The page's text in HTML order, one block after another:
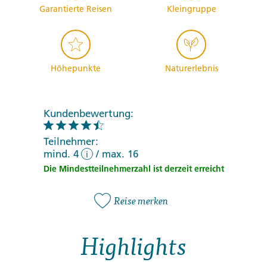
Garantierte Reisen Kleingruppe
Höhepunkte Naturerlebnis
Kundenbewertung:
Teilnehmer:
mind. 4
i / max. 16
Die Mindestteilnehmerzahl ist derzeit erreicht
Reise merken
Highlights